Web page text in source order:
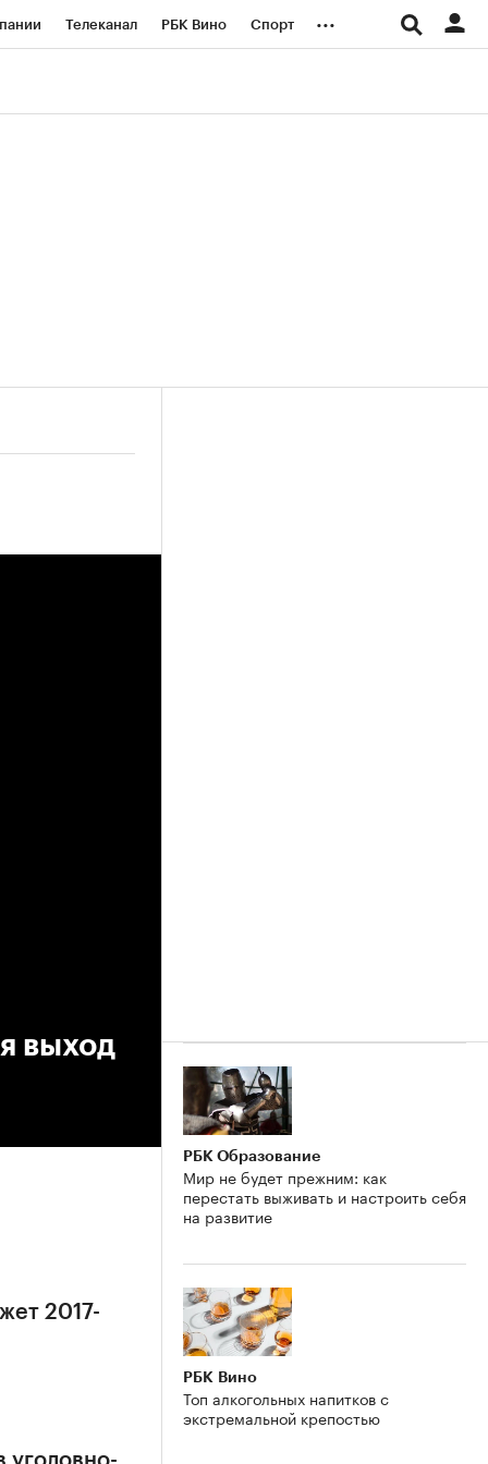
Телеканал РБК Вино Спорт ...
выход
2017-
РБК Образование
Мир не будет прежним: как
перестать выживать и настроить себя
на развитие
РБК Вино
Топ алкогольных напитков с
экстремальной крепостью